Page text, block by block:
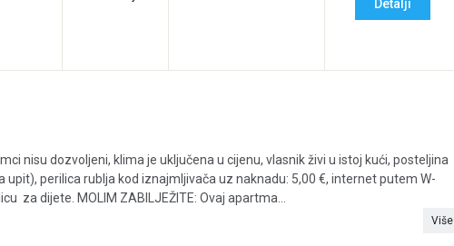
Detalji
nisu dozvoljeni, klima je uključena u cijenu, vlasnik živi u istoj kući, posteljina
perilica rublja kod iznajmljivača uz naknadu: 5,00 €, internet putem W-
za dijete. MOLIM ZABILJEŽITE: Ovaj apartma...
Više